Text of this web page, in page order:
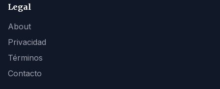
Legal
About
Privacidad
Términos
Contacto